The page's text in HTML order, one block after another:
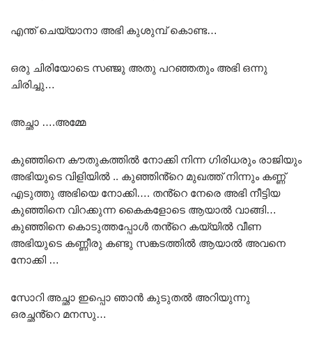
എന്ത് ചെയ്യാനാ അഭി കുശുമ്പ് കൊണ്ട…
ഒരു ചിരിയോടെ സഞ്ജു അതു പറഞ്ഞതും അഭി ഒന്നു
ചിരിച്ചു…
അച്ഛാ ….അമ്മേ
കുഞ്ഞിനെ കൗതുകത്തിൽ നോക്കി നിന്ന ഗിരിധരും രാജിയും
അഭിയുടെ വിളിയിൽ .. കുഞ്ഞിൻ്റെ മുഖത്ത് നിന്നും കണ്ണ്
എടുത്തു അഭിയെ നോക്കി…. തൻ്റെ നേരെ അഭി നീട്ടിയ
കുഞ്ഞിനെ വിറക്കുന്ന കൈകളോടെ ആയാൽ വാങ്ങി…
കുഞ്ഞിനെ കൊടുത്തപ്പോൾ തൻ്റെ കയ്യിൽ വീണ
അഭിയുടെ കണ്ണീരു കണ്ടു സങ്കടത്തിൽ ആയാൽ അവനെ
നോക്കി …
സോറി അച്ഛാ ഇപ്പൊ ഞാൻ കുടുതൽ അറിയുന്നു
ഒരച്ഛൻ്റെ മനസു…